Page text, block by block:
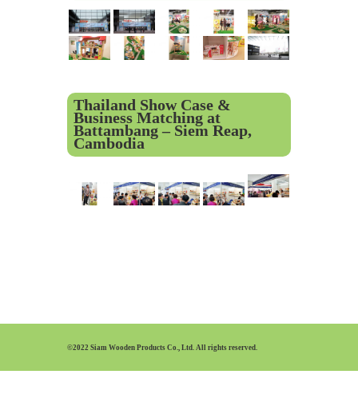
Thailand Show Case &
Business Matching at
Battambang – Siem Reap,
Cambodia
©2022 Siam Wooden Products Co., Ltd. All rights reserved.